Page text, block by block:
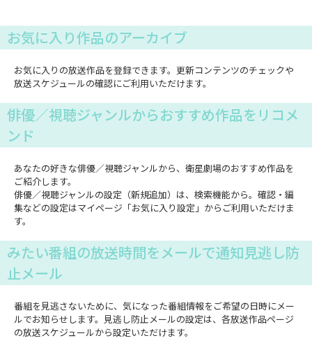
お気に入り作品のアーカイブ
お気に入りの放送作品を登録できます。更新コンテンツのチェックや
放送スケジュールの確認にご利用いただけます。
俳優／視聴ジャンルからおすすめ作品をリコメ
ンド
あなたの好きな俳優／視聴ジャンルから、衛星劇場のおすすめ作品を
ご紹介します。
俳優／視聴ジャンルの設定（新規追加）は、検索機能から。確認・編
集などの設定はマイページ「お気に入り設定」からご利用いただけま
す。
みたい番組の放送時間をメールで通知見逃し防
止メール
番組を見逃さないために、気になった番組情報をご希望の日時にメー
ルでお知らせします。見逃し防止メールの設定は、各放送作品ページ
の放送スケジュールから設定いただけます。